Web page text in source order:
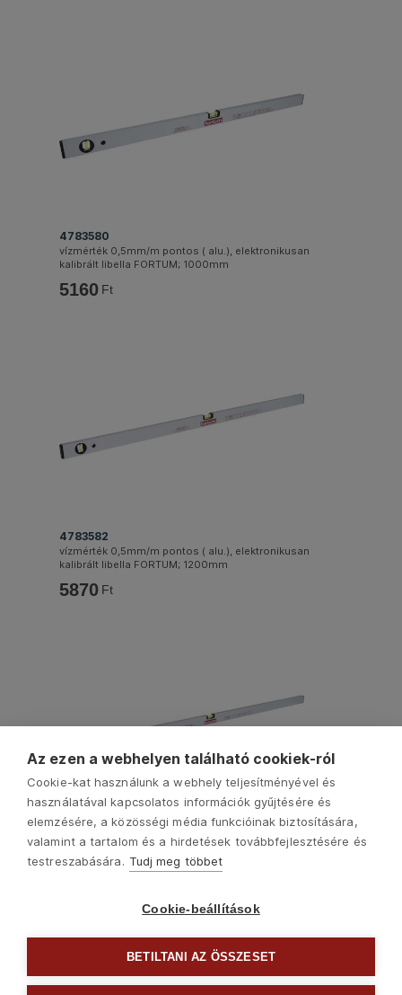
4783580
vízmérték 0,5mm/m pontos ( alu.), elektronikusan
kalibrált libella FORTUM; 1000mm
5160 Ft
4783582
vízmérték 0,5mm/m pontos ( alu.), elektronikusan
kalibrált libella FORTUM; 1200mm
5870 Ft
4783584
vízmérték 0,5mm/m pontos ( alu.), elektronikusan
kalibrált libella FORTUM; 1500mm
Az ezen a webhelyen található cookiek-ról
Cookie-kat használunk a webhely teljesítményével és
használatával kapcsolatos információk gyűjtésére és
elemzésére, a közösségi média funkcióinak biztosítására,
valamint a tartalom és a hirdetések továbbfejlesztésére és
testreszabására. Tudj meg többet
Cookie-beállítások
BETILTANI AZ ÖSSZESET